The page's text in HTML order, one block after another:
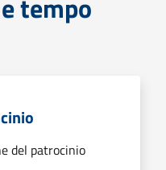
tempo
del patrocinio